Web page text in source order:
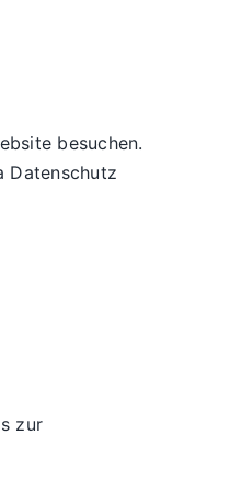
besuchen.
Datenschutz
zur